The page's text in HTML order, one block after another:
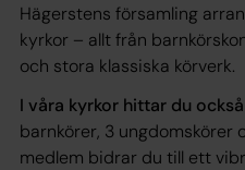
Hägerstens församling
kyrkor – allt från
och stora klassiska körverk.
I våra kyrkor hittar du
barnkörer, 3 ungdomskörer
medlem bidrar du till ett